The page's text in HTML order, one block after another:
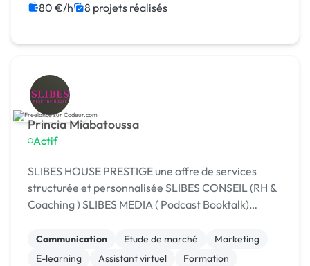
80 €/h 8 projets réalisés
Princia Miabatoussa
Actif
SLIBES HOUSE PRESTIGE une offre de services
structurée et personnalisée SLIBES CONSEIL (RH &
Coaching ) SLIBES MEDIA ( Podcast Booktalk)
Communication Etude de marché
Marketing
E-learning
Assistant virtuel
Formation